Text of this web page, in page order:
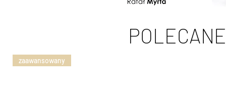
zaawansowany